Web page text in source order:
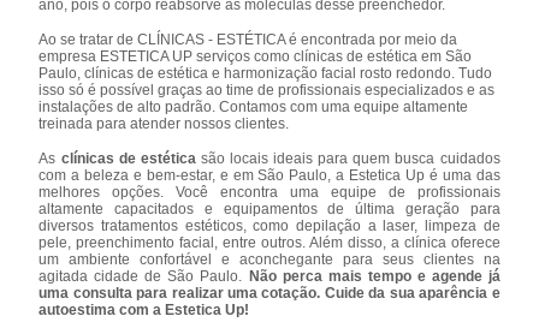
ano, pois o corpo reabsorve as moléculas desse preenchedor.
Ao se tratar de CLÍNICAS - ESTÉTICA é encontrada por meio da
empresa ESTETICA UP serviços como clínicas de estética em São
Paulo, clínicas de estética e harmonização facial rosto redondo. Tudo
isso só é possível graças ao time de profissionais especializados e as
instalações de alto padrão. Contamos com uma equipe altamente
treinada para atender nossos clientes.
As clínicas de estética são locais ideais para quem busca cuidados
com a beleza e bem-estar, e em São Paulo, a Estetica Up é uma das
melhores opções. Você encontra uma equipe de profissionais
altamente capacitados e equipamentos de última geração para
diversos tratamentos estéticos, como depilação a laser, limpeza de
pele, preenchimento facial, entre outros. Além disso, a clínica oferece
um ambiente confortável e aconchegante para seus clientes na
agitada cidade de São Paulo. Não perca mais tempo e agende já
uma consulta para realizar uma cotação. Cuide da sua aparência e
autoestima com a Estetica Up!